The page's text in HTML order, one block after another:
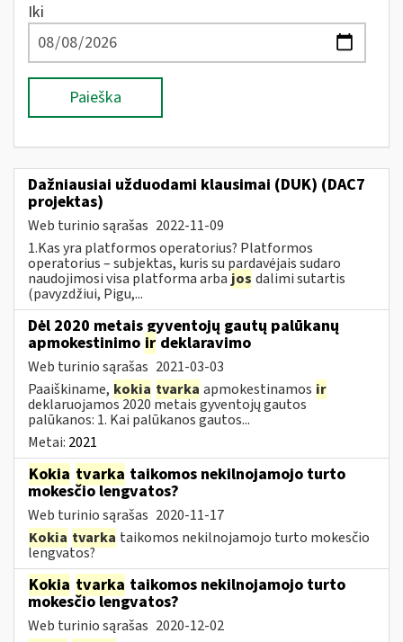
Iki
Paieška
Dažniausiai užduodami klausimai (DUK) (DAC7
projektas)
Web turinio sąrašas 2022-11-09
1.Kas yra platformos operatorius? Platformos
operatorius – subjektas, kuris su pardavėjais sudaro
naudojimosi visa platforma arba jos dalimi sutartis
(pavyzdžiui, Pigu,...
Dėl 2020 metais gyventojų gautų palūkanų
apmokestinimo ir deklaravimo
Web turinio sąrašas 2021-03-03
Paaiškiname, kokia tvarka apmokestinamos ir
deklaruojamos 2020 metais gyventojų gautos
palūkanos: 1. Kai palūkanos gautos...
Metai: 2021
Kokia tvarka taikomos nekilnojamojo turto
mokesčio lengvatos?
Web turinio sąrašas 2020-11-17
Kokia tvarka taikomos nekilnojamojo turto mokesčio
lengvatos?
Kokia tvarka taikomos nekilnojamojo turto
mokesčio lengvatos?
Web turinio sąrašas 2020-12-02